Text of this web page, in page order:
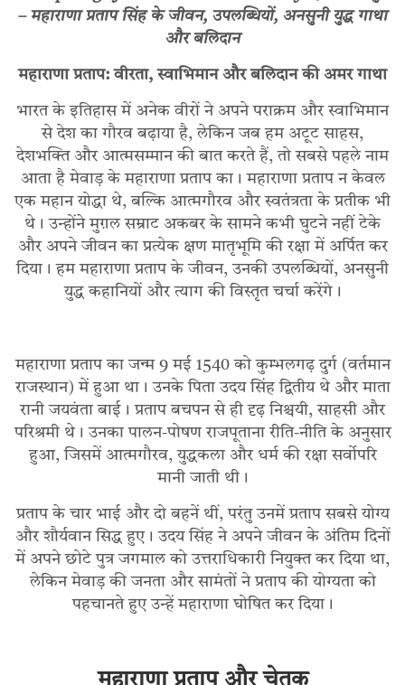
– महाराणा प्रताप सिंह के जीवन, उपलब्धियों, अनसुनी युद्ध गाथा
और बलिदान
महाराणा प्रताप: वीरता, स्वाभिमान और बलिदान की अमर गाथा
भारत के इतिहास में अनेक वीरों ने अपने पराक्रम और स्वाभिमान
से देश का गौरव बढ़ाया है, लेकिन जब हम अटूट साहस,
देशभक्ति और आत्मसम्मान की बात करते हैं, तो सबसे पहले नाम
आता है मेवाड़ के महाराणा प्रताप का। महाराणा प्रताप न केवल
एक महान योद्धा थे, बल्कि आत्मगौरव और स्वतंत्रता के प्रतीक भी
थे। उन्होंने मुग़ल सम्राट अकबर के सामने कभी घुटने नहीं टेके
और अपने जीवन का प्रत्येक क्षण मातृभूमि की रक्षा में अर्पित कर
दिया। हम महाराणा प्रताप के जीवन, उनकी उपलब्धियों, अनसुनी
युद्ध कहानियों और त्याग की विस्तृत चर्चा करेंगे।
महाराणा प्रताप का जन्म 9 मई 1540 को कुम्भलगढ़ दुर्ग (वर्तमान
राजस्थान) में हुआ था। उनके पिता उदय सिंह द्वितीय थे और माता
रानी जयवंता बाई। प्रताप बचपन से ही दृढ़ निश्चयी, साहसी और
परिश्रमी थे। उनका पालन-पोषण राजपूताना रीति-नीति के अनुसार
हुआ, जिसमें आत्मगौरव, युद्धकला और धर्म की रक्षा सर्वोपरि
मानी जाती थी।
प्रताप के चार भाई और दो बहनें थीं, परंतु उनमें प्रताप सबसे योग्य
और शौर्यवान सिद्ध हुए। उदय सिंह ने अपने जीवन के अंतिम दिनों
में अपने छोटे पुत्र जगमाल को उत्तराधिकारी नियुक्त कर दिया था,
लेकिन मेवाड़ की जनता और सामंतों ने प्रताप की योग्यता को
पहचानते हुए उन्हें महाराणा घोषित कर दिया।